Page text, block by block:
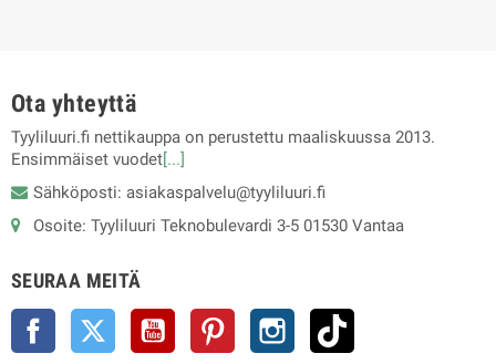
Ota yhteyttä
Tyyliluuri.fi nettikauppa on perustettu maaliskuussa 2013.
Ensimmäiset vuodet [...]
Sähköposti: asiakaspalvelu@tyyliluuri.fi
Osoite: Tyyliluuri Teknobulevardi 3-5 01530 Vantaa
SEURAA MEITÄ
Facebook Twitter YouTube Pinterest Instagram